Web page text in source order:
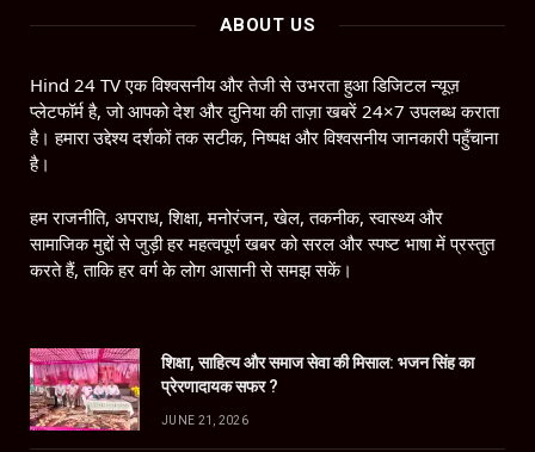
ABOUT US
Hind 24 TV एक विश्वसनीय और तेजी से उभरता हुआ डिजिटल न्यूज़
प्लेटफॉर्म है, जो आपको देश और दुनिया की ताज़ा खबरें 24×7 उपलब्ध कराता
है। हमारा उद्देश्य दर्शकों तक सटीक, निष्पक्ष और विश्वसनीय जानकारी पहुँचाना
है।
हम राजनीति, अपराध, शिक्षा, मनोरंजन, खेल, तकनीक, स्वास्थ्य और
सामाजिक मुद्दों से जुड़ी हर महत्वपूर्ण खबर को सरल और स्पष्ट भाषा में प्रस्तुत
करते हैं, ताकि हर वर्ग के लोग आसानी से समझ सकें।
शिक्षा, साहित्य और समाज सेवा की मिसाल: भजन सिंह का
प्रेरणादायक सफर ?
JUNE 21, 2026